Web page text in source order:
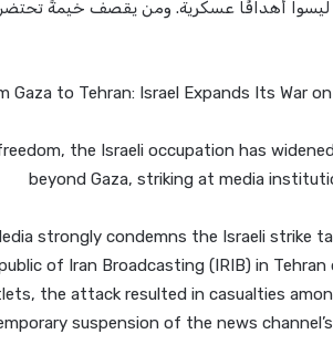
أهدافًا عسكرية. ومن يقصف خيمةً تحتضن
Gaza to Tehran: Israel Expands Its War
the Israeli occupation has
beyond Gaza, striking at media
strongly condemns the Israeli strike
of Iran Broadcasting (IRIB) in Tehran
the attack resulted in casualties
suspension of the news